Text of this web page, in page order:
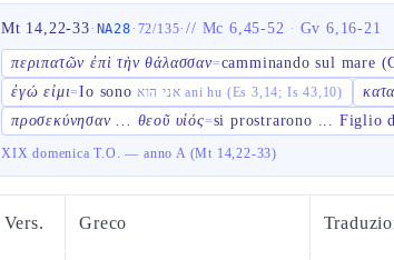
Mt 14,22-33· NA28· 72/135·// Mc 6,45-52 · Gv 6,16-21
περιπατῶν ἐπὶ τὴν θάλασσαν=camminando sul mare
ἐγώ εἰμι=Io sono אני הוא ani hu (Es 3,14; Is 43,10)
προσεκύνησαν ... θεοῦ υἱός=si prostrarono ... Figlio
XIX domenica T.O. — anno A (Mt 14,22-33)
Vers. Greco